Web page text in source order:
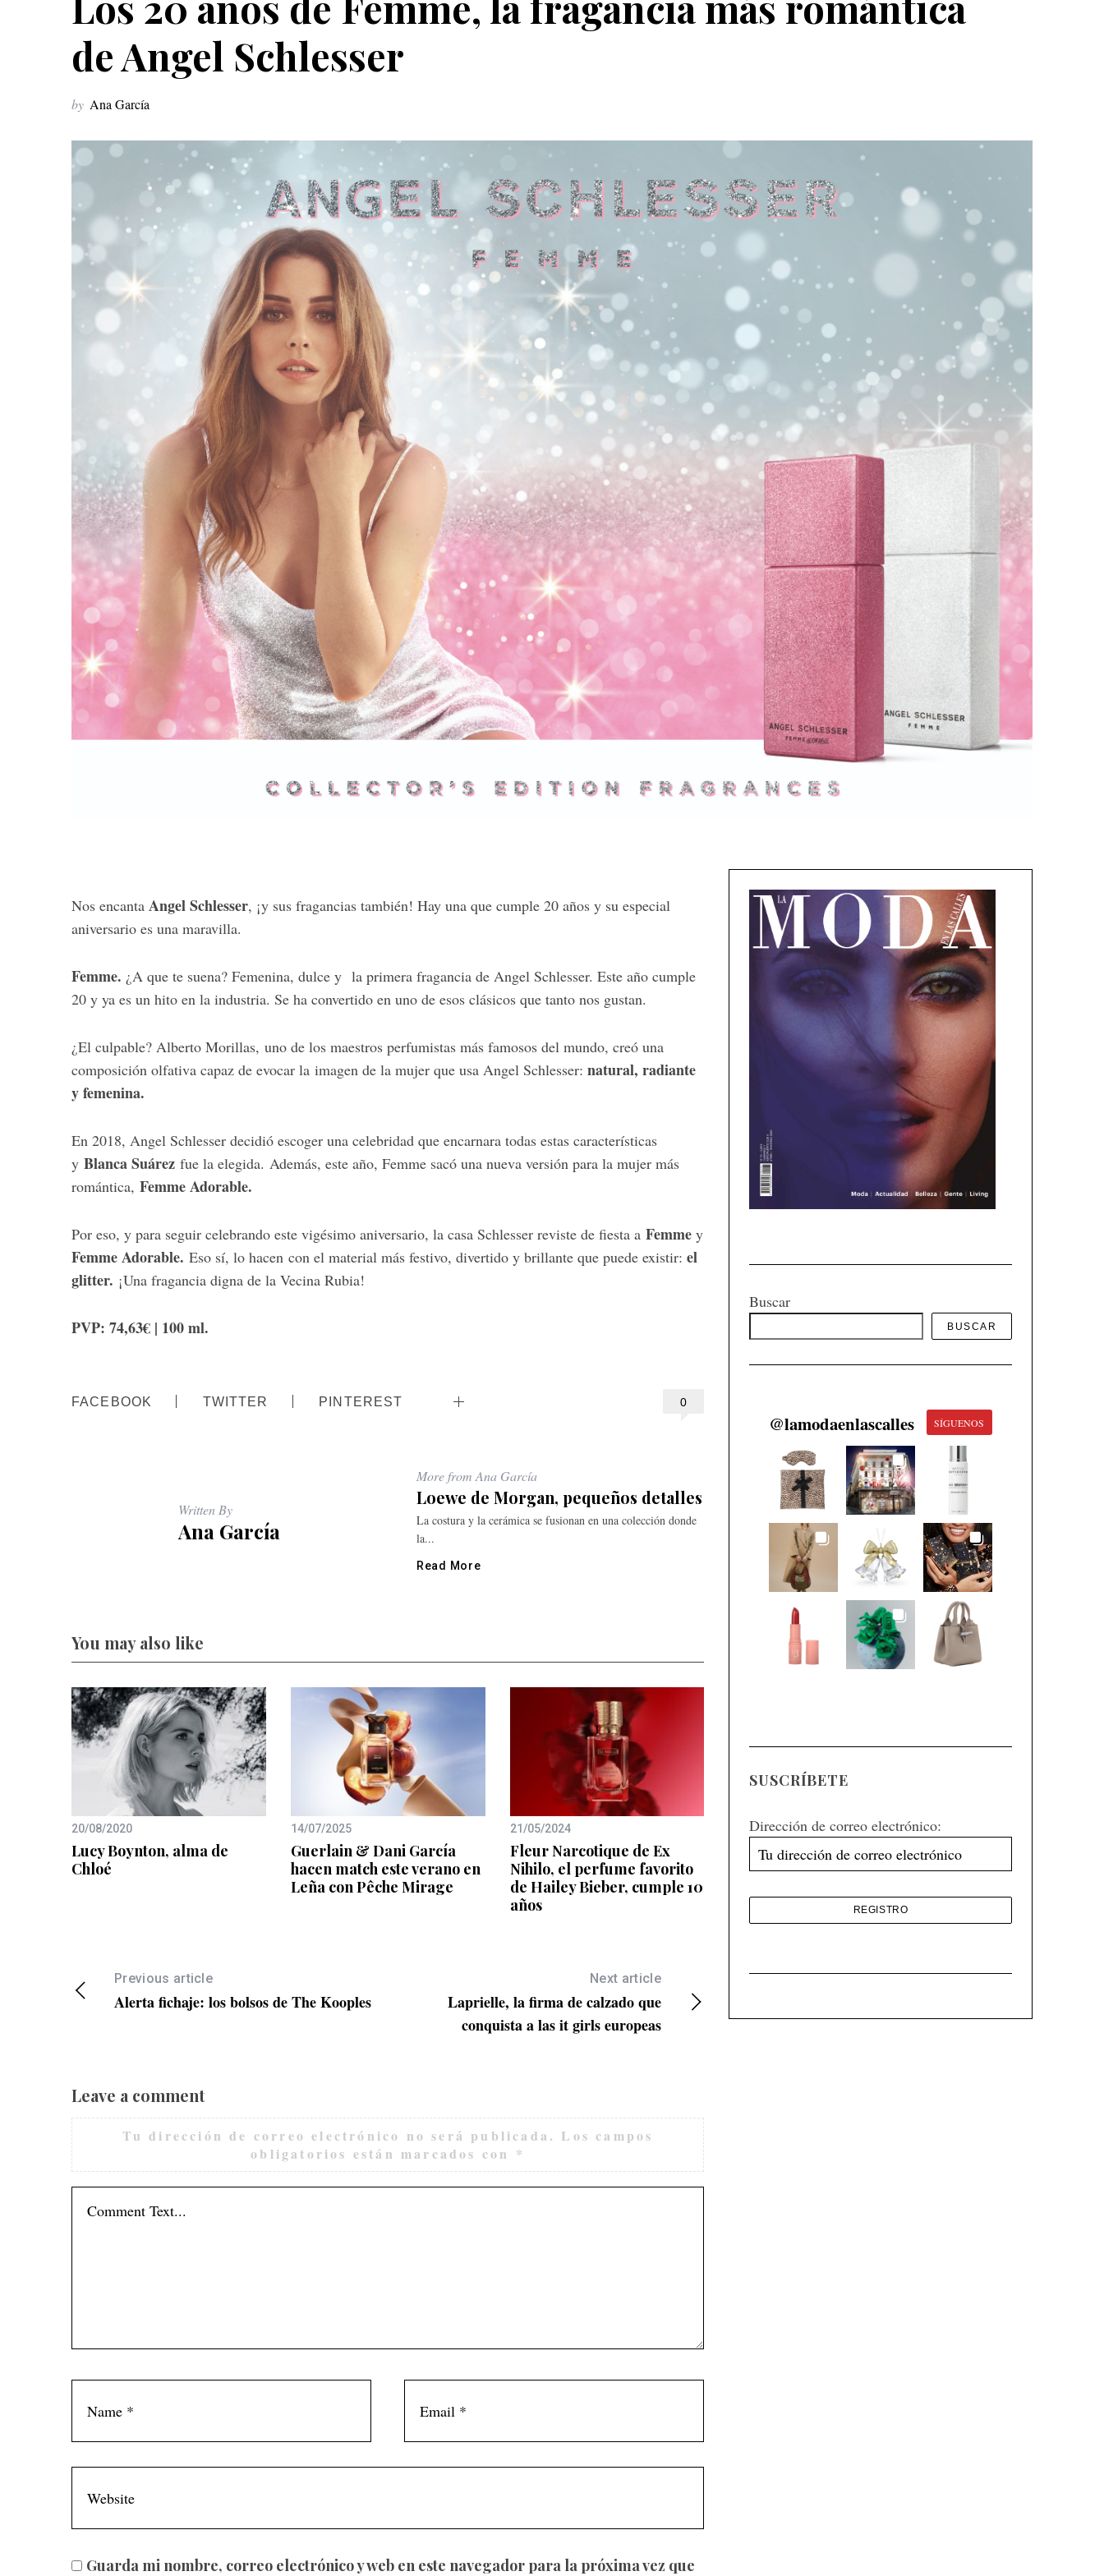
de Angel Schlesser
by Ana García
Nos encanta Angel Schlesser, ¡y sus fragancias también! Hay una que cumple 20 años y su especial
aniversario es una maravilla.
Femme. ¿A que te suena? Femenina, dulce y la primera fragancia de Angel Schlesser. Este año cumple
20 y ya es un hito en la industria. Se ha convertido en uno de esos clásicos que tanto nos gustan.
¿El culpable? Alberto Morillas, uno de los maestros perfumistas más famosos del mundo, creó una
composición olfativa capaz de evocar la imagen de la mujer que usa Angel Schlesser: natural, radiante
y femenina.
En 2018, Angel Schlesser decidió escoger una celebridad que encarnara todas estas características
y Blanca Suárez fue la elegida. Además, este año, Femme sacó una nueva versión para la mujer más
romántica, Femme Adorable.
Por eso, y para seguir celebrando este vigésimo aniversario, la casa Schlesser reviste de fiesta a Femme y
Femme Adorable. Eso sí, lo hacen con el material más festivo, divertido y brillante que puede existir: el
glitter. ¡Una fragancia digna de la Vecina Rubia!
PVP: 74,63€ | 100 ml.
0
FACEBOOK TWITTER PINTEREST
Written By
Ana García
More from Ana García
Loewe de Morgan, pequeños detalles
La costura y la cerámica se fusionan en una colección donde
la...
Read More
You may also like
20/08/2020
Lucy Boynton, alma de
Chloé
14/07/2025
Guerlain & Dani García
hacen match este verano en
Leña con Pêche Mirage
21/05/2024
Fleur Narcotique de Ex
Nihilo, el perfume favorito
de Hailey Bieber, cumple 10
años
Previous article
Alerta fichaje: los bolsos de The Kooples
Next article
Laprielle, la firma de calzado que
conquista a las it girls europeas
Leave a comment
Tu dirección de correo electrónico no será publicada. Los campos
obligatorios están marcados con *
Guarda mi nombre, correo electrónico y web en este navegador para la próxima vez que
Buscar
BUSCAR
@lamodaenlascalles SÍGUENOS
SUSCRÍBETE
Dirección de correo electrónico:
a
r
o
r
: